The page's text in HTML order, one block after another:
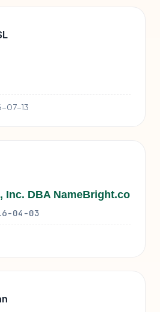
07-13
Inc. DBA NameBright.co
04-03